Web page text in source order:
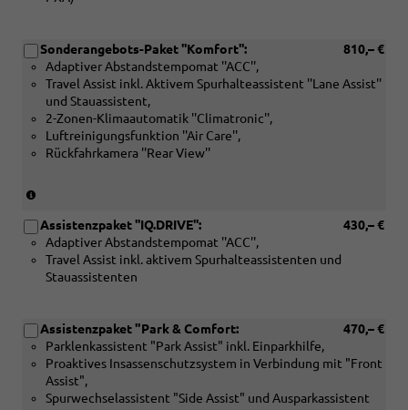
810,– €
Sonderangebots-Paket ''Komfort'':
Adaptiver Abstandstempomat ''ACC'',
Travel Assist inkl. Aktivem Spurhalteassistent ''Lane Assist''
und Stauassistent,
2-Zonen-Klimaautomatik ''Climatronic'',
Luftreinigungsfunktion ''Air Care'',
Rückfahrkamera ''Rear View''
Verbindung
mit:
[ZBP]
Radio
Discover
oder
[ZBF]
(Nur
in
430,– €
Assistenzpaket ''IQ.DRIVE'':
Adaptiver Abstandstempomat ''ACC'',
Travel Assist inkl. aktivem Spurhalteassistenten und
Stauassistenten
470,– €
Assistenzpaket "Park & Comfort:
Parklenkassistent "Park Assist" inkl. Einparkhilfe,
Proaktives Insassenschutzsystem in Verbindung mit "Front
Assist",
Spurwechselassistent "Side Assist" und Ausparkassistent